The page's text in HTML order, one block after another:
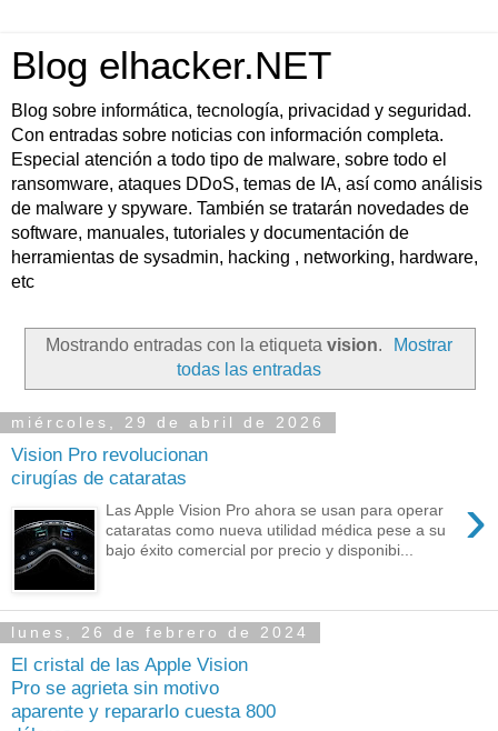
Blog elhacker.NET
Blog sobre informática, tecnología, privacidad y seguridad.
Con entradas sobre noticias con información completa.
Especial atención a todo tipo de malware, sobre todo el
ransomware, ataques DDoS, temas de IA, así como análisis
de malware y spyware. También se tratarán novedades de
software, manuales, tutoriales y documentación de
herramientas de sysadmin, hacking , networking, hardware,
etc
Mostrando entradas con la etiqueta vision.
Mostrar
todas las entradas
miércoles, 29 de abril de 2026
Vision Pro revolucionan
cirugías de cataratas
›
Las Apple Vision Pro ahora se usan para operar
cataratas como nueva utilidad médica pese a su
bajo éxito comercial por precio y disponibi...
lunes, 26 de febrero de 2024
El cristal de las Apple Vision
Pro se agrieta sin motivo
aparente y repararlo cuesta 800